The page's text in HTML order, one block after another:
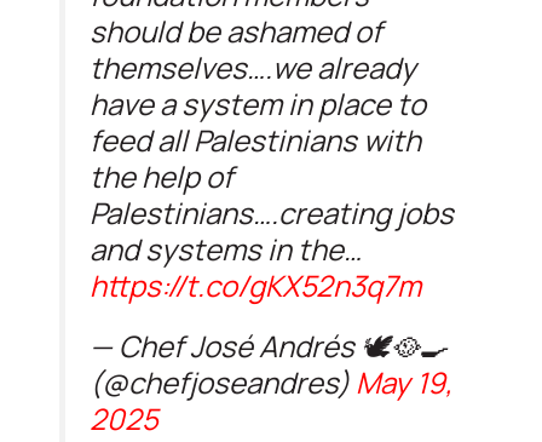
should be ashamed of
themselves….we already
have a system in place to
feed all Palestinians with
the help of
Palestinians….creating jobs
and systems in the…
https://t.co/gKX52n3q7m
— Chef José Andrés 🕊️🥘🍳
(@chefjoseandres)May 19,
2025